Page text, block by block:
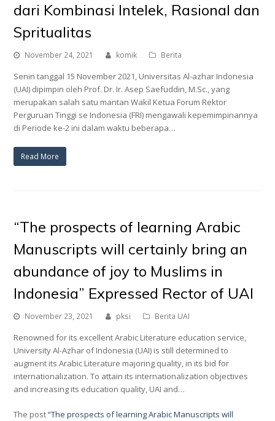
dari Kombinasi Intelek, Rasional dan
Spritualitas
November 24, 2021 komik Berita
Senin tanggal 15 November 2021, Universitas Al-azhar Indonesia
(UAI) dipimpin oleh Prof. Dr. Ir. Asep Saefuddin, M.Sc., yang
merupakan salah satu mantan Wakil Ketua Forum Rektor
Perguruan Tinggi se Indonesia (FRI) mengawali kepemimpinannya
di Periode ke-2 ini dalam waktu beberapa…
Read More
“The prospects of learning Arabic
Manuscripts will certainly bring an
abundance of joy to Muslims in
Indonesia” Expressed Rector of UAI
November 23, 2021 pksi Berita UAI
Renowned for its excellent Arabic Literature education service,
University Al-Azhar of Indonesia (UAI) is still determined to
augment its Arabic Literature majoring quality, in its bid for
internationalization. To attain its internationalization objectives
and increasing its education quality, UAI and…
The post“The prospects of learning Arabic Manuscripts will